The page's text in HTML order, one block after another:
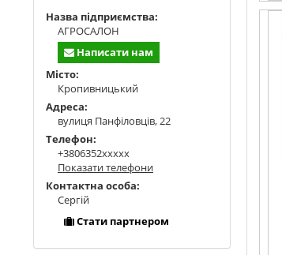
Назва підприємства:
АГРОСАЛОН
Написати нам
Місто:
Кропивницький
Адреса:
вулиця Панфіловців, 22
Телефон:
+3806352xxxxx
Показати телефони
Контактна особа:
Сергій
Стати партнером